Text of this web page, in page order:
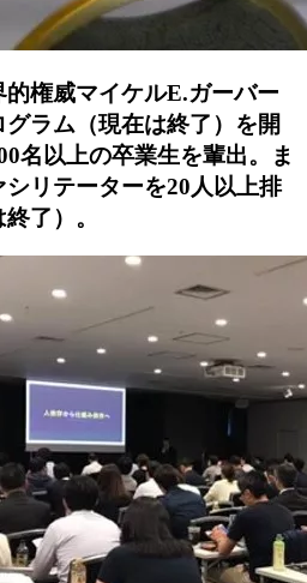
権威マイケルE.ガーバー
ラム（現在は終了）を開
名以上の卒業生を輩出。ま
リテーターを20人以上排
了）。